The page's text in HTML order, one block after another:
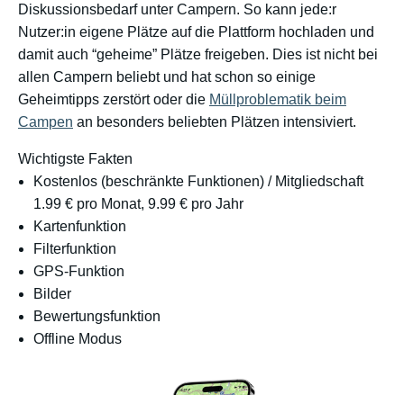
Diskussionsbedarf unter Campern. So kann jede:r
Nutzer:in eigene Plätze auf die Plattform hochladen und
damit auch “geheime” Plätze freigeben. Dies ist nicht bei
allen Campern beliebt und hat schon so einige
Geheimtipps zerstört oder die Müllproblematik beim
Campen an besonders beliebten Plätzen intensiviert.
Wichtigste Fakten
Kostenlos (beschränkte Funktionen) / Mitgliedschaft
1.99 € pro Monat, 9.99 € pro Jahr
Kartenfunktion
Filterfunktion
GPS-Funktion
Bilder
Bewertungsfunktion
Offline Modus